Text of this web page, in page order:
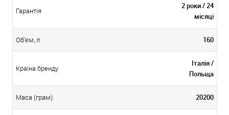
Гарантія
2 роки / 24
місяці
Об'єм, л 160
Країна бренду
Італія /
Польща
Маса (грам) 20200